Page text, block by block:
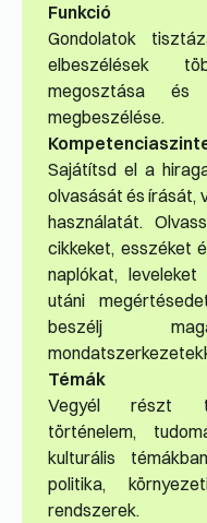
Funkció
Gondolatok
elbeszélések
megosztása
megbeszélése.
Sajátítsd el a
olvasását és írását,
használatát.
cikkeket, esszéket
naplókat,
utáni
beszélj
Témák
Vegyél részt
történelem,
kulturális
politika,
rendszerek.